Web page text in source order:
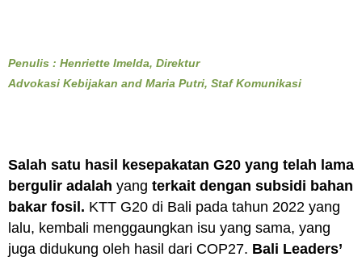
Penulis : Henriette Imelda, Direktur
Advokasi Kebijakan and Maria Putri, Staf Komunikasi
Salah satu hasil kesepakatan G20 yang telah lama
bergulir adalah yang terkait dengan subsidi bahan
bakar fosil. KTT G20 di Bali pada tahun 2022 yang
lalu, kembali menggaungkan isu yang sama, yang
juga didukung oleh hasil dari COP27. Bali Leaders’